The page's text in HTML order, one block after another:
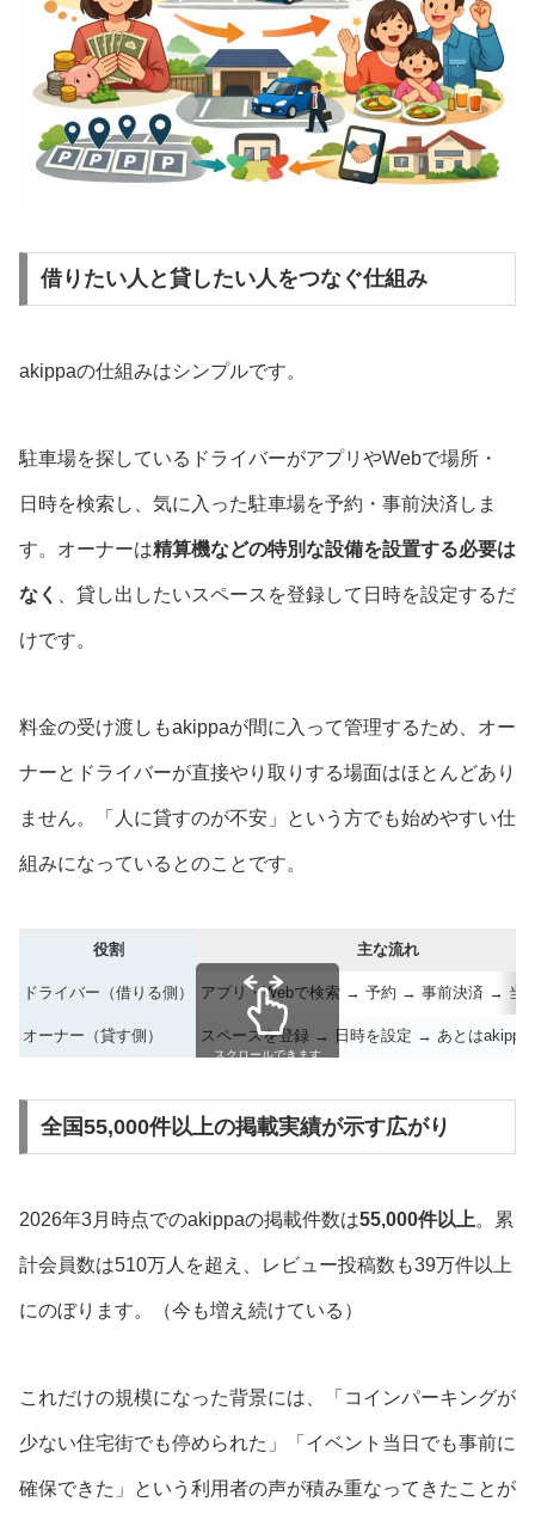
借りたい人と貸したい人をつなぐ仕組み
akippaの仕組みはシンプルです。
駐車場を探しているドライバーがアプリやWebで場所・
日時を検索し、気に入った駐車場を予約・事前決済しま
す。オーナーは精算機などの特別な設備を設置する必要は
なく 、貸し出したいスペースを登録して日時を設定するだ
けです。
料金の受け渡しもakippaが間に入って管理するため、オー
ナーとドライバーが直接やり取りする場面はほとんどあり
ません。「人に貸すのが不安」という方でも始めやすい仕
組みになっているとのことです。
役割 主な流れ
ドライバー（借りる側） アプリ・Webで検索 → 予約 → 事前決済 → 当
オーナー（貸す側） スペースを登録 → 日時を設定 → あとはakippa
スクロールできます
全国55,000件以上の掲載実績が示す広がり
2026年3月時点でのakippaの掲載件数は55,000件以上。累
計会員数は510万人を超え、レビュー投稿数も39万件以上
にのぼります。（今も増え続けている）
これだけの規模になった背景には、「コインパーキングが
少ない住宅街でも停められた」「イベント当日でも事前に
確保できた」という利用者の声が積み重なってきたことが